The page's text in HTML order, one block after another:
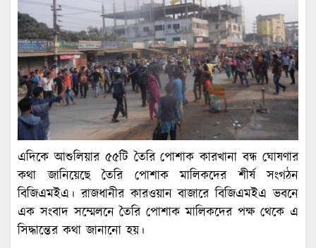
এদিকে আশুলিয়ার ৫৫টি তৈরি পোশাক কারখানা বন্ধ ঘোষণার
কথা জানিয়েছে তৈরি পোশাক মালিকদের শীর্ষ সংগঠন
বিজিএমইএ। রাজধানীর কারওয়ান বাজারে বিজিএমইএ ভবনে
এক সংবাদ সম্মেলনে তৈরি পোশাক মালিকদের পক্ষ থেকে এ
সিদ্ধান্তের কথা জানানো হয়।